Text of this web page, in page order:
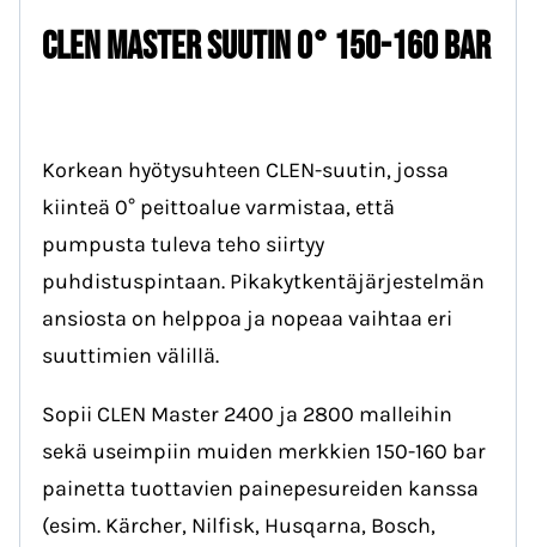
Clen Master Suutin 0° 150-160 bar
Korkean hyötysuhteen CLEN-suutin, jossa
kiinteä 0° peittoalue varmistaa, että
pumpusta tuleva teho siirtyy
puhdistuspintaan. Pikakytkentäjärjestelmän
ansiosta on helppoa ja nopeaa vaihtaa eri
suuttimien välillä.
Sopii CLEN Master 2400 ja 2800 malleihin
sekä useimpiin muiden merkkien 150-160 bar
painetta tuottavien painepesureiden kanssa
(esim. Kärcher, Nilfisk, Husqarna, Bosch,